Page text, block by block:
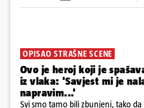
OPISAO STRAŠNE SCENE
Ovo je heroj koji je
iz vlaka: 'Savjest mi je
napravim...'
Svi smo tamo bili zbunjeni, tako da